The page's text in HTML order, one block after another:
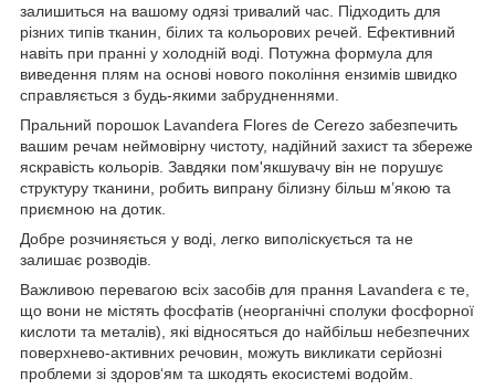
залишиться на вашому одязі тривалий час. Підходить для
різних типів тканин, білих та кольорових речей. Ефективний
навіть при пранні у холодній воді. Потужна формула для
виведення плям на основі нового покоління ензимів швидко
справляється з будь-якими забрудненнями.
Пральний порошок Lavandera Flores de Cerezo забезпечить
вашим речам неймовірну чистоту, надійний захист та збереже
яскравість кольорів. Завдяки пом'якшувачу він не порушує
структуру тканини, робить випрану білизну більш м’якою та
приємною на дотик.
Добре розчиняється у воді, легко виполіскується та не
залишає розводів.
Важливою перевагою всіх засобів для прання Lavandera є те,
що вони не містять фосфатів (неорганічні сполуки фосфорної
кислоти та металів), які відносяться до найбільш небезпечних
поверхнево-активних речовин, можуть викликати серйозні
проблеми зі здоров‘ям та шкодять екосистемі водойм.